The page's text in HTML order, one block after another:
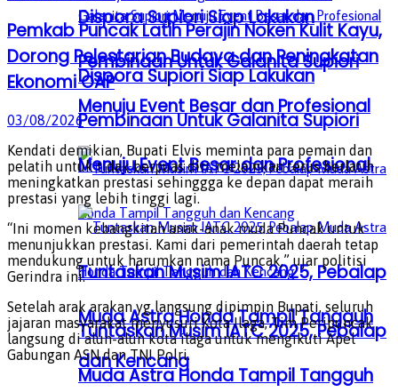
Dispora Supiori Siap Lakukan
Pembinaan Untuk Galanita Supiori
Menuju Event Besar dan Profesional
Tuntaskan Musim IATC 2025, Pebalap
Muda Astra Honda Tampil Tangguh
dan Kencang
Dispora Supiori Siap Lakukan
Pembinaan Untuk Galanita Supiori
Menuju Event Besar dan Profesional
Tuntaskan Musim IATC 2025, Pebalap
Muda Astra Honda Tampil Tangguh
Pemkab Puncak Latih Perajin Noken Kulit Kayu,
Dorong Pelestarian Budaya dan Peningkatan
Ekonomi OAP
03/08/2026
Kendati demikian, Bupati Elvis meminta para pemain dan
pelatih untuk tidak berpuas diri, melainkan terus berlatih
meningkatkan prestasi sehinggga ke depan dapat meraih
prestasi yang lebih tinggi lagi.
“Ini momen kebangkitan anak-anak muda Puncak untuk
menunjukkan prestasi. Kami dari pemerintah daerah tetap
mendukung untuk harumkan nama Puncak,” ujar politisi
Gerindra ini.
Setelah arak arakan yg langsung dipimpin Bupati, seluruh
jajaran masyarakat menyusuri Kota Ilaga, Tim Peripuncak
langsung di alun-alun kota ilaga untuk mengikuti Apel
Gabungan ASN dan TNI Polri.